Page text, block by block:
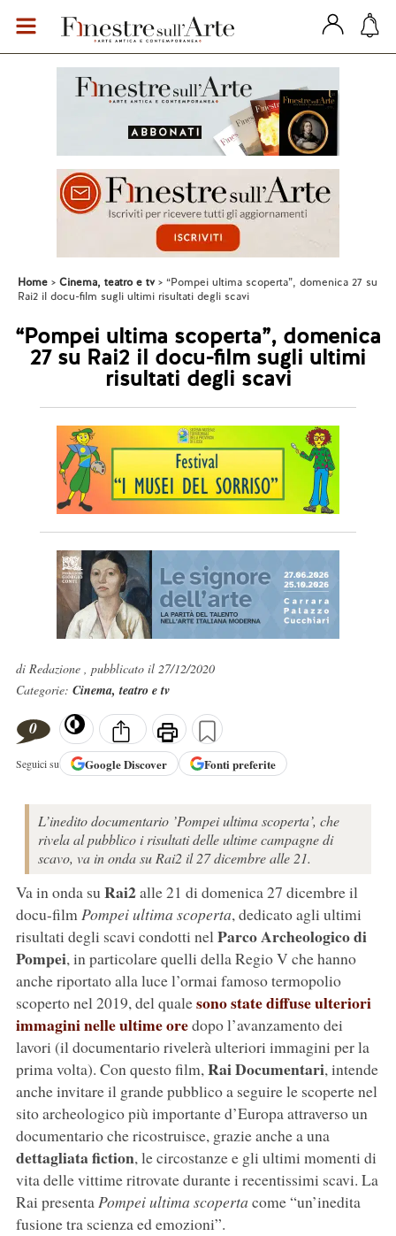
Home Cinema, teatro e tv
“Pompei ultima scoperta”, domenica 27 su
Rai2 il docu-film sugli ultimi risultati degli scavi
“Pompei ultima scoperta”, domenica
27 su Rai2 il docu-film sugli ultimi
risultati degli scavi
di Redazione , pubblicato il 27/12/2020
Categorie: Cinema, teatro e tv
0
Seguici su GoogleDiscover Fonti preferite
L’inedito documentario ’Pompei ultima scoperta’, che
rivela al pubblico i risultati delle ultime campagne di
scavo, va in onda su Rai2 il 27 dicembre alle 21.
Va in onda suRai2alle 21 di domenica 27 dicembre il
docu-filmPompei ultima scoperta, dedicato agli ultimi
risultati degli scavi condotti nelParco Archeologico di
Pompei, in particolare quelli della Regio V che hanno
anche riportato alla luce l’ormai famoso termopolio
scoperto nel 2019, del qualesono state diffuse ulteriori
immagini nelle ultime oredopo l’avanzamento dei
lavori (il documentario rivelerà ulteriori immagini per la
prima volta). Con questo film,Rai Documentari, intende
anche invitare il grande pubblico a seguire le scoperte nel
sito archeologico più importante d’Europa attraverso un
documentario che ricostruisce, grazie anche a una
dettagliata fiction, le circostanze e gli ultimi momenti di
vita delle vittime ritrovate durante i recentissimi scavi. La
Rai presentaPompei ultima scoperta come “un’inedita
fusione tra scienza ed emozioni”.